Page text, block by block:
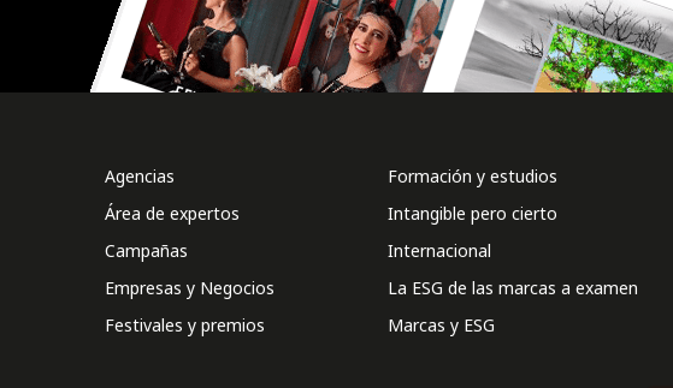
Agencias
Área de expertos
Campañas
Empresas y Negocios
Festivales y premios
Formación y estudios
Intangible pero cierto
Internacional
La ESG de las marcas a examen
Marcas y ESG